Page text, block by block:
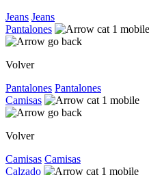
Jeans Jeans
Pantalones
Volver
Pantalones Pantalones
Camisas
Volver
Camisas Camisas
Calzado